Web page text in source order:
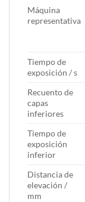
Máquina
representativa
Tiempo de
exposición / s
Recuento de
capas
inferiores
Tiempo de
exposición
inferior
Distancia de
elevación /
mm